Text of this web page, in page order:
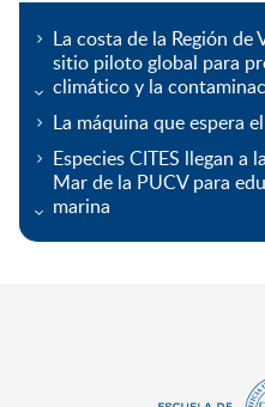
La costa de la Región de
sitio piloto global para
climático y la
La máquina que espera
Especies CITES llegan a
Mar de la PUCV para
marina